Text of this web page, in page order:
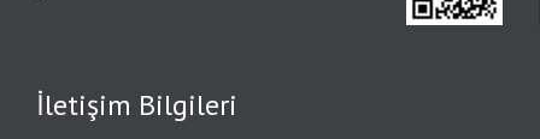
İletişim Bilgileri